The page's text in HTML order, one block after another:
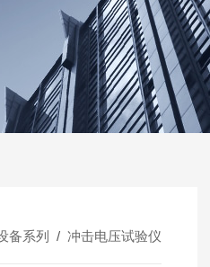
备系列 / 冲击电压试验仪